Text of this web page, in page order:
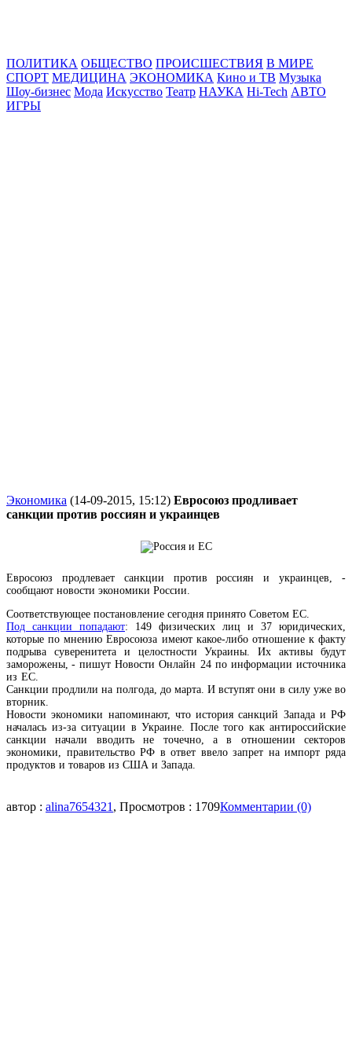
ПОЛИТИКА ОБЩЕСТВО ПРОИСШЕСТВИЯ В МИРЕ
СПОРТ МЕДИЦИНА ЭКОНОМИКА Кино и ТВ Музыка
Шоу-бизнес Мода Искусство Театр НАУКА Hi-Tech АВТО
ИГРЫ
Экономика (14-09-2015, 15:12) Евросоюз продливает
санкции против россиян и украинцев
Евросоюз продлевает санкции против россиян и украинцев, -
сообщают новости экономики России.
Соответствующее постановление сегодня принято Советом ЕС.
Под санкции попадают: 149 физических лиц и 37 юридических,
которые по мнению Евросоюза имеют какое-либо отношение к факту
подрыва суверенитета и целостности Украины. Их активы будут
заморожены,- пишут Новости Онлайн 24 по информации источника
из ЕС.
Санкции продлили на полгода, до марта. И вступят они в силу уже во
вторник.
Новости экономики напоминают, что история санкций Запада и РФ
началась из-за ситуации в Украине. После того как антироссийские
санкции начали вводить не точечно, а в отношении секторов
экономики, правительство РФ в ответ ввело запрет на импорт ряда
продуктов и товаров из США и Запада.
автор : alina7654321 , Просмотров : 1709Комментарии (0)